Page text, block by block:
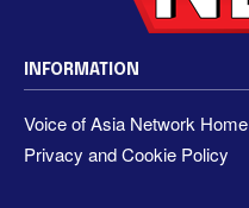
INFORMATION
Voice of Asia Network Home
Privacy and Cookie Policy